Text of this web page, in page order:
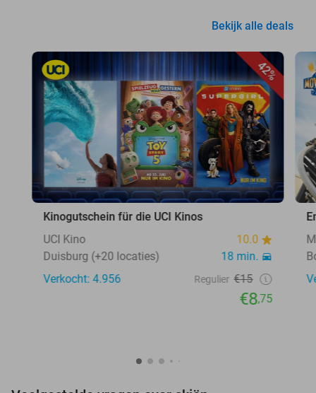
Bekijk alle deals
42%
Kinogutschein für die UCI Kinos
UCI Kino
10.0
Duisburg (+20 locaties)
18 min.
Verkocht: 4.956
Regulier €15
€8,75